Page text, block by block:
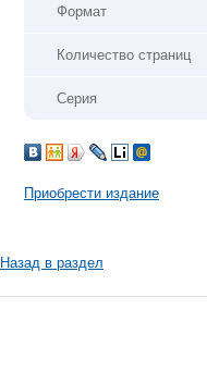
Формат
Количество страниц
Серия
Приобрести издание
Назад в раздел